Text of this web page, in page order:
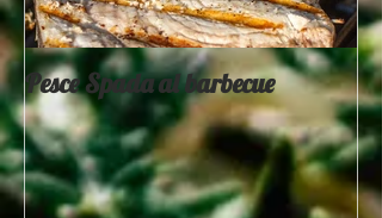
Pesce Spada al barbecue